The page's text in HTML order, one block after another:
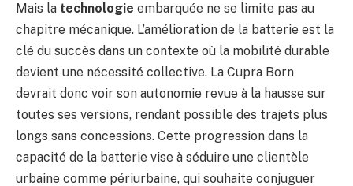
Mais la technologie embarquée ne se limite pas au
chapitre mécanique. L’amélioration de la batterie est la
clé du succès dans un contexte où la mobilité durable
devient une nécessité collective. La Cupra Born
devrait donc voir son autonomie revue à la hausse sur
toutes ses versions, rendant possible des trajets plus
longs sans concessions. Cette progression dans la
capacité de la batterie vise à séduire une clientèle
urbaine comme périurbaine, qui souhaite conjuguer